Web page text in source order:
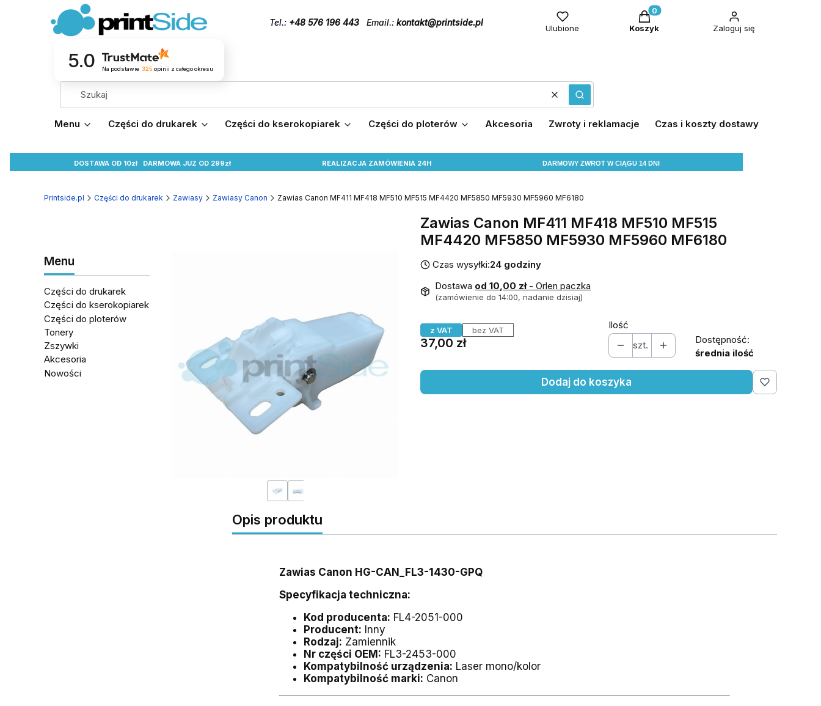
Tel.:+48 576 196 443 Email.:kontakt@printside.pl
Ulubione
Produkty w koszyku: 0. Zobacz
Koszyk Zaloguj się
5.0 Na podstawie 325 opinii z całego okresu
WyczyśćSzukaj
Menu Części do drukarek Części do kserokopiarek Części do ploterów Akcesoria Zwroty i reklamacje Czas i koszty dostawy
DOSTAWA OD 10zł DARMOWAJUZ OD 299zł REALIZACJA ZAMÓWIENIA 24H DARMOWY ZWROT W CIĄGU 14 DNI
Printside.pl Części do drukarek Zawiasy Zawiasy Canon Zawias Canon MF411 MF418 MF510 MF515 MF4420 MF5850 MF5930 MF5960 MF6180
Zawias Canon MF411 MF418 MF510 MF515
MF4420 MF5850 MF5930 MF5960 MF6180
Menu
Części do drukarek
Części do kserokopiarek
Części do ploterów
Tonery
Zszywki
Akcesoria
Nowości
Czas wysyłki:24 godziny
Dostawa od 10,00 zł - Orlen paczka
(zamówienie do 14:00, nadanie dzisiaj)
z VAT bez VAT
Cena
37,00 zł
Ilość
szt.
Dostępność:
średnia ilość
Dodaj do koszyka
Opis produktu
Zawias Canon HG-CAN_FL3-1430-GPQ
Specyfikacja techniczna:
Kod producenta: FL4-2051-000
Producent: Inny
Rodzaj: Zamiennik
Nr części OEM: FL3-2453-000
Kompatybilność urządzenia: Laser mono/kolor
Kompatybilność marki: Canon